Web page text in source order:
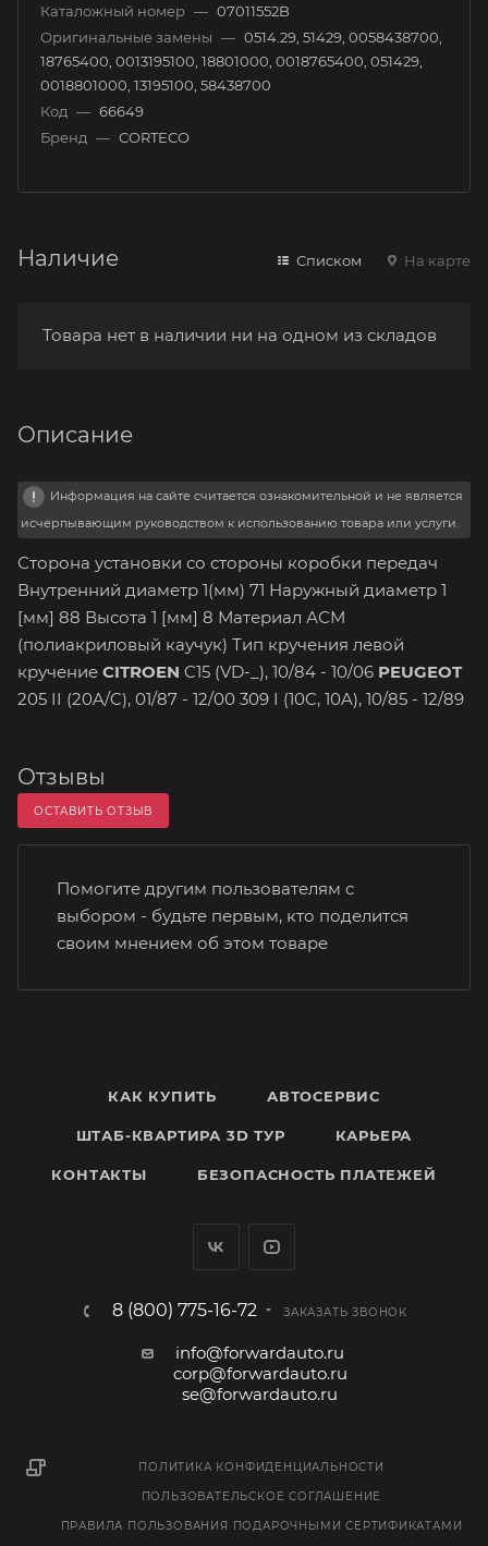
Каталожный номер — 07011552B
Оригинальные замены — 0514.29, 51429, 0058438700,
18765400, 0013195100, 18801000, 0018765400, 051429,
0018801000, 13195100, 58438700
Код — 66649
Бренд — CORTECO
Наличие Списком На карте
Товара нет в наличии ни на одном из складов
Описание
Информация на сайте считается ознакомительной и не является
исчерпывающим руководством к использованию товара или услуги.
Сторона установки со стороны коробки передач
Внутренний диаметр 1(мм) 71 Наружный диаметр 1
[мм] 88 Высота 1 [мм] 8 Материал АСМ
(полиакриловый каучук) Тип кручения левой
кручение CITROEN C15 (VD-_), 10/84 - 10/06 PEUGEOT
205 II (20A/C), 01/87 - 12/00 309 I (10C, 10A), 10/85 - 12/89
Отзывы
ОСТАВИТЬ ОТЗЫВ
Помогите другим пользователям с
выбором - будьте первым, кто поделится
своим мнением об этом товаре
КАК КУПИТЬ АВТОСЕРВИС
ШТАБ-КВАРТИРА 3D ТУР КАРЬЕРА
КОНТАКТЫ БЕЗОПАСНОСТЬ ПЛАТЕЖЕЙ
8 (800) 775-16-72 ЗАКАЗАТЬ ЗВОНОК
info@forwardauto.ru
corp@forwardauto.ru
se@forwardauto.ru
ПОЛИТИКА КОНФИДЕНЦИАЛЬНОСТИ
ПОЛЬЗОВАТЕЛЬСКОЕ СОГЛАШЕНИЕ
ПРАВИЛА ПОЛЬЗОВАНИЯ ПОДАРОЧНЫМИ СЕРТИФИКАТАМИ